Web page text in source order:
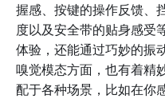
握感、按键的操作反馈、
度以及安全带的贴身感受
体验，还能通过巧妙的振
嗅觉模态方面，也有着精
配于各种场景，比如在你